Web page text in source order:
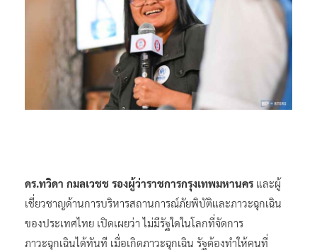
ดร.ทวิดา กมลเวชช รองผู้ว่าราชการกรุงเทพมหานคร และผู้
เชี่ยวชาญด้านการบริหารสถานการณ์ภัยพิบัติและภาวะฉุกเฉิน
ของประเทศไทย เปิดเผยว่า ไม่มีรัฐใดในโลกที่จัดการ
ภาวะฉุกเฉินได้ทันที เมื่อเกิดภาวะฉุกเฉิน รัฐต้องทำให้คนที่